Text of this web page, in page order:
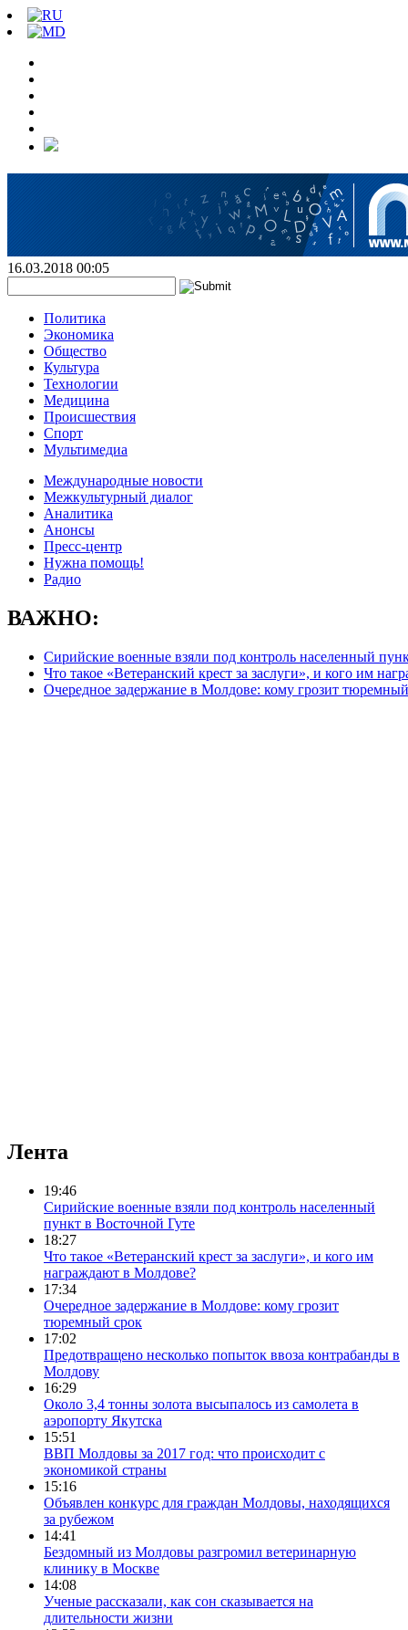
16.03.2018 00:05
Политика
Экономика
Общество
Культура
Технологии
Медицина
Происшествия
Спорт
Мультимедиа
Международные новости
Межкультурный диалог
Аналитика
Анонсы
Пресс-центр
Нужна помощь!
Радио
ВАЖНО:
Сирийские военные взяли под контроль населенный
Что такое «Ветеранский крест за заслуги», и кого им
Очередное задержание в Молдове: кому грозит
Лента
19:46
Сирийские военные взяли под контроль населенный
пункт в Восточной Гуте
18:27
Что такое «Ветеранский крест за заслуги», и кого им
награждают в Молдове?
17:34
Очередное задержание в Молдове: кому грозит
тюремный срок
17:02
Предотвращенo несколько попыток ввоза контрабанды в
Молдову
16:29
Около 3,4 тонны золота высыпалось из самолета в
аэропорту Якутска
15:51
ВВП Молдовы за 2017 год: что происходит с
экономикой страны
15:16
Объявлен конкурс для граждан Молдовы, находящихся
за рубежом
14:41
Бездомный из Молдовы разгромил ветеринарную
клинику в Москве
14:08
Ученые рассказали, как сон сказывается на
длительности жизни